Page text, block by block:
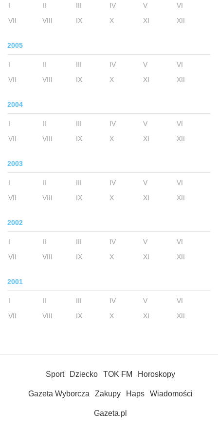
I II III IV V
VI
VII
VIII IX X XI XII
2005
I II III IV V
VI
VII
VIII IX X XI XII
2004
I II III IV V
VI
VII
VIII IX X XI XII
2003
I II III IV V
VI
VII
VIII IX X XI XII
2002
I II III IV V
VI
VII
VIII IX X XI XII
2001
I II III IV V
VI
VII
VIII IX X XI XII
Sport Dziecko TOK FM Horoskopy
Gazeta Wyborcza Zakupy Haps Wiadomości
Gazeta.pl